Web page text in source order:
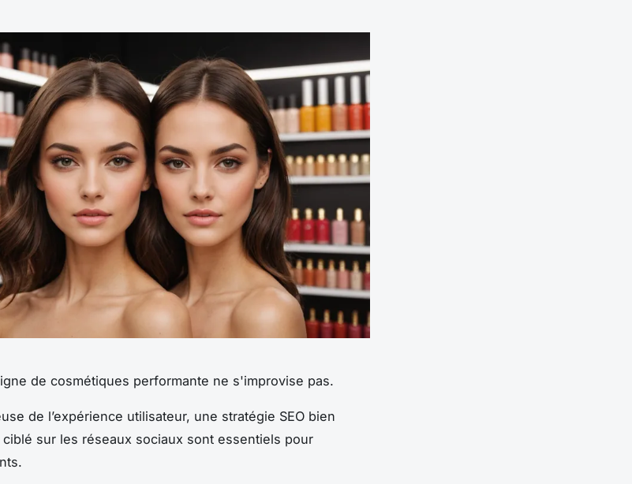
de cosmétiques performante ne s'improvise pas.
de l’expérience utilisateur, une stratégie SEO bien
sur les réseaux sociaux sont essentiels pour